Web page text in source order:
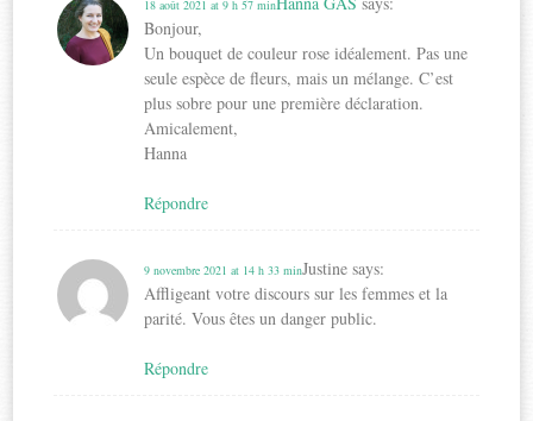
18 août 2021 at 9 h 57 min
Bonjour,
Un bouquet de couleur rose idéalement. Pas une
seule espèce de fleurs, mais un mélange. C’est
plus sobre pour une première déclaration.
Amicalement,
Hanna
Répondre
Justine says:
9 novembre 2021 at 14 h 33 min
Affligeant votre discours sur les femmes et la
parité. Vous êtes un danger public.
Répondre